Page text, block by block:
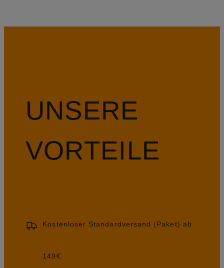
UNSERE
VORTEILE
Kostenloser Standardversand (Paket) ab
149€